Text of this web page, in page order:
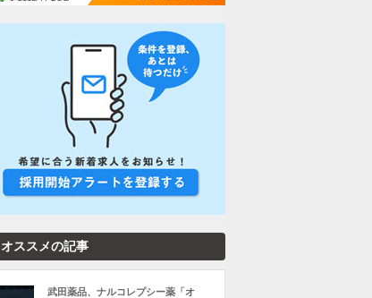
オススメの記事
武田薬品、ナルコレプシー薬「オ